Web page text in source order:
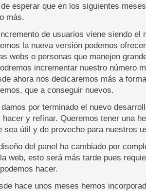
esperar que en los siguientes
más.
de usuarios viene siendo el
la nueva versión podemos
webs o personas que manejen
incrementar nuestro número
ahora nos dedicaremos más a
que a conseguir nuevos.
damos por terminado el nuevo
hacer y refinar. Queremos tener una
sea útil y de provecho para nuestros
del panel ha cambiado por
web, esto será más tarde pues
hacer.
hace unos meses hemos